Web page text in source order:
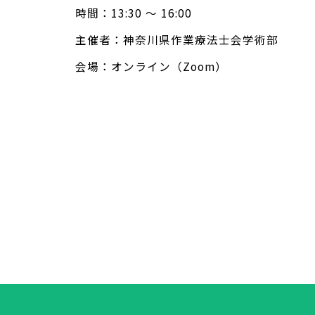
時間：13:30 ～ 16:00
主催者：神奈川県作業療法士会学術部
会場：オンライン（Zoom）